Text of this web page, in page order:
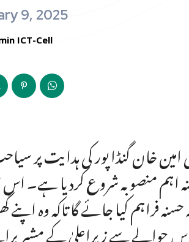
9, 2025
ICT-Cell
خان گنڈا پور کی ہدایت پر
اہم منصوبہ شروع کردیا
فراہم کیا جائے گا تاکہ وہ
حوالے سے زیراعلیٰ کے مشیر